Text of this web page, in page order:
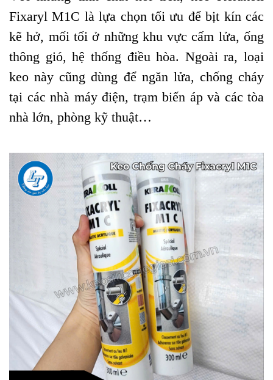
Fixaryl M1C là lựa chọn tối ưu để bịt kín các
kẽ hở, mối tối ở những khu vực cấm lửa, ống
thông gió, hệ thống điều hòa. Ngoài ra, loại
keo này cũng dùng để ngăn lửa, chống cháy
tại các nhà máy điện, trạm biến áp và các tòa
nhà lớn, phòng kỹ thuật…